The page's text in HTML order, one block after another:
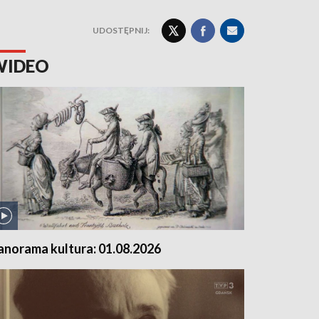
UDOSTĘPNIJ:
kultura: 01.08.2026